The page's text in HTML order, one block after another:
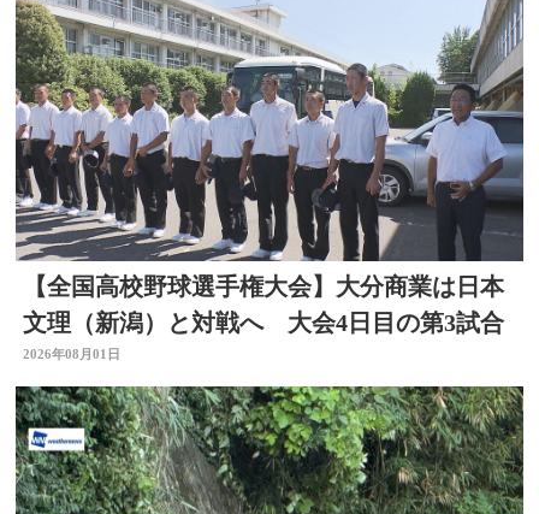
【全国高校野球選手権大会】大分商業は日本
文理（新潟）と対戦へ 大会4日目の第3試合
2026年08月01日